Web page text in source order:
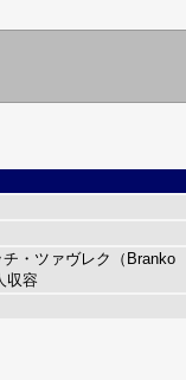
・ツァヴレク（Branko
収容